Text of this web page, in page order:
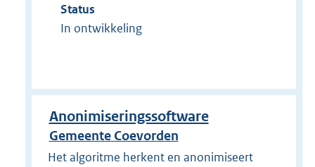
Status
In ontwikkeling
Anonimiseringssoftware
Gemeente Coevorden
Het algoritme herkent en anonimiseert